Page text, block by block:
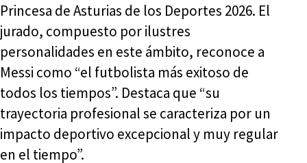
Princesa de Asturias de los Deportes 2026. El
jurado, compuesto por ilustres
personalidades en este ámbito, reconoce a
Messi como “el futbolista más exitoso de
todos los tiempos”. Destaca que “su
trayectoria profesional se caracteriza por un
impacto deportivo excepcional y muy regular
en el tiempo”.